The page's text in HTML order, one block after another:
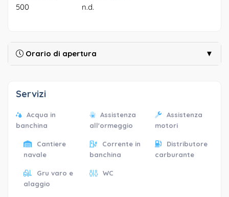
500
n.d.
Orario di apertura ▼
Servizi
Acqua in
banchina
Assistenza
all'ormeggio
Assistenza
motori
Cantiere
navale
Corrente in
banchina
Distributore
carburante
Gru varo e
alaggio
WC